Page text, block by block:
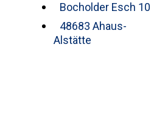
Bocholder Esch 10
48683 Ahaus-
Alstätte